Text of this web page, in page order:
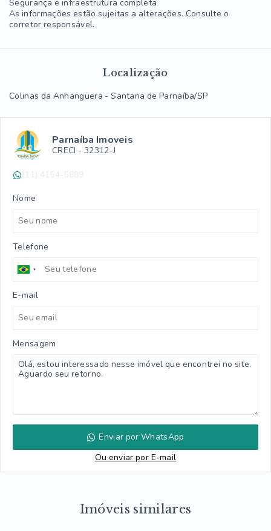
Segurança e infraestrutura completa
As informações estão sujeitas a alterações. Consulte o
corretor responsável.
Localização
Colinas da Anhangüera - Santana de Parnaíba/SP
Parnaíba Imoveis
CRECI - 32312-J
(11) 4154-5889
Nome
Telefone
E-mail
Mensagem
Enviar por WhatsApp
Ou enviar por E-mail
Imóveis similares